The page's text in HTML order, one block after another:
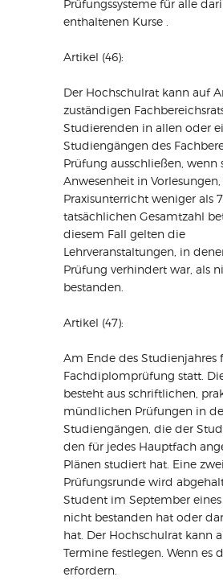
Prüfungssysteme für alle
enthaltenen Kurse .
Artikel (46):
Der Hochschulrat kann auf
zuständigen
Studierenden in allen oder
Studiengängen des
Prüfung ausschließen, wenn
Anwesenheit in
Praxisunterricht weniger als
tatsächlichen Gesamtzahl
diesem Fall gelten die
Lehrveranstaltungen, in
Prüfung verhindert war, als
bestanden.
Artikel (47):
Am Ende des Studienjahres
Fachdiplomprüfung statt.
besteht aus schriftlichen,
mündlichen Prüfungen in
Studiengängen, die der
den für jedes Hauptfach
Plänen studiert hat. Eine
Prüfungsrunde wird
Student im September
nicht bestanden hat oder
hat. Der Hochschulrat kann
Termine festlegen. Wenn es
erfordern.